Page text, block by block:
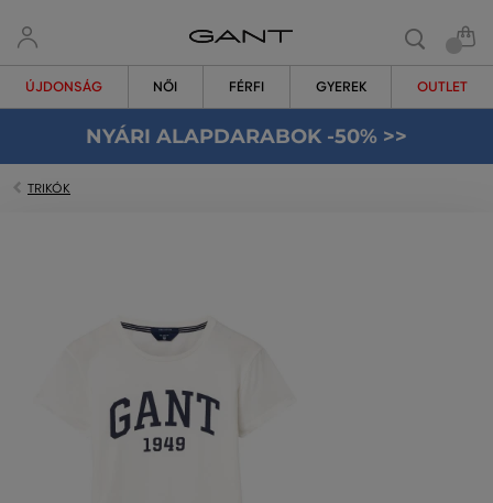
ÚJDONSÁG NŐI FÉRFI GYEREK OUTLET
NYÁRI ALAPDARABOK -50% >>
TRIKÓK